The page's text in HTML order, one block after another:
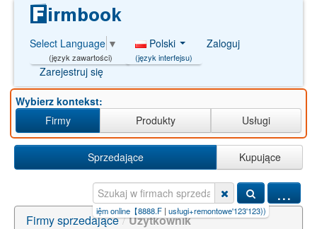
Select Language ▼
(język zawartości)
Polski
(język interfejsu)
Zaloguj
Zarejestruj się
Wybierz kontekst:
Firmy
Produkty Usługi
Sprzedające Kupujące
...
【pg99.s gửi tiền tiết kiệm online【8888.F|usługi+remontowe'123'123))and/
Firmy sprzedające / Użytkownik